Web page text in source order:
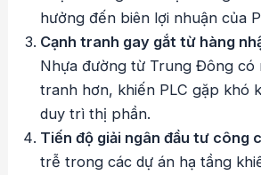
hưởng đến biên lợi nhuận của
Cạnh tranh gay gắt từ hàng
Nhựa đường từ Trung Đông có
tranh hơn, khiến PLC gặp khó
duy trì thị phần.
Tiến độ giải ngân đầu tư công
trễ trong các dự án hạ tầng